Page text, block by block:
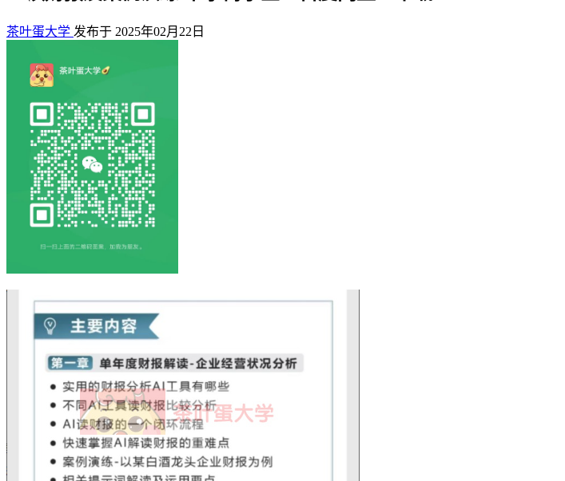
茶叶蛋大学 发布于 2025年02月22日